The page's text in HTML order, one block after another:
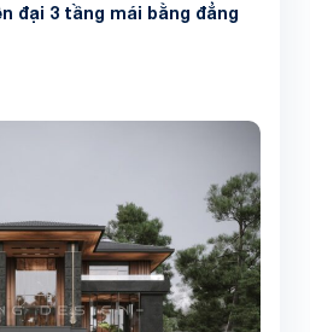
đại 3 tầng mái bằng đẳng